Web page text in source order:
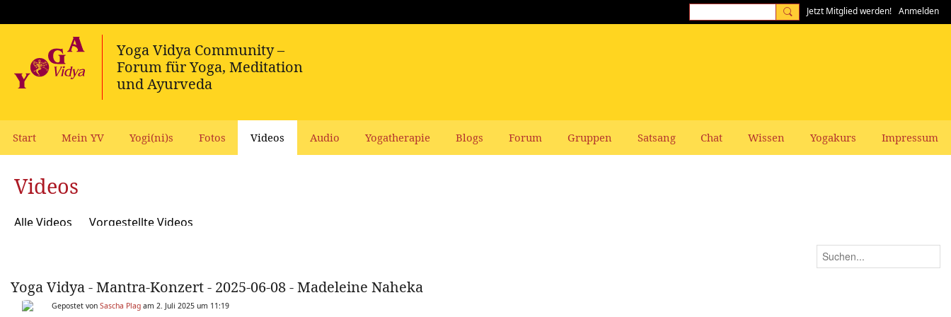
Jetzt Mitglied werden! Anmelden
Start Mein YV Yogi(ni)s Fotos Videos Audio Yogatherapie Blogs Forum Gruppen Satsang Chat Wissen Yogakurs Impressum
Videos
Alle Videos Vorgestellte Videos
Yoga Vidya - Mantra-Konzert - 2025-06-08 - Madeleine Naheka
Gepostet von Sascha Plag am 2. Juli 2025 um 11:19